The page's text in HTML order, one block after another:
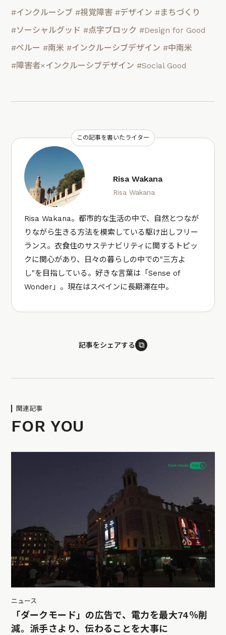
#インクルーシブ #視覚障害 #デザイン #まちづくり
#ソーシャルグッド #点字ブロック #Design for Good
#ペルー #南米 #インクルーシブデザイン #中南米
#障害者×インクルーシブデザイン #Social Good
この記事を書いたライター
Risa Wakana
Risa Wakana
Risa Wakana。都市的な生活の中で、自然とつなが
りながら生きる方法を模索している駆け出しフリー
ランス。衣食住のサステナビリティに関するトピッ
クに関心があり、日々の暮らしの中での"三方よ
し"を目指している。好きな言葉は「Sense of
Wonder」。現在はスペインに長期滞在中。
記事をシェアする ⧉
関連記事
FOR YOU
ニュース
「ダークモード」の広告で、電力を最大74％削
減。派手さより、伝わることを大事に